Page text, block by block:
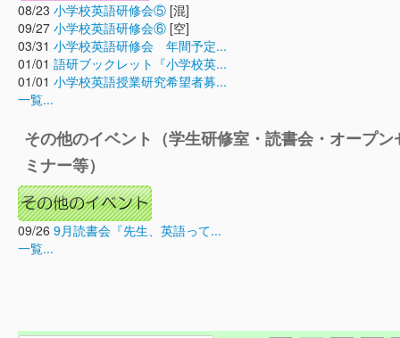
08/23 小学校英語研修会⑤ [混]
09/27 小学校英語研修会⑥ [空]
03/31 小学校英語研修会 年間予定...
01/01 語研ブックレット『小学校英...
01/01 小学校英語授業研究希望者募...
一覧...
その他のイベント（学生研修室・読書会・オープン
ミナー等）
09/26 9月読書会『先生、英語って...
一覧...